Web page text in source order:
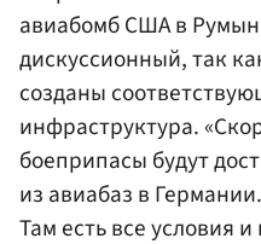
авиабомб США в
дискуссионный, так
созданы
инфраструктура.
боеприпасы будут
из авиабаз в
Там есть все условия